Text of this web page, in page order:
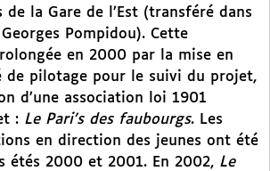
de la Gare de l’Est (transféré dans
Pompidou). Cette
en 2000 par la mise en
de pilotage pour le suivi du projet,
d’une association loi 1901
: Le Pari’s des faubourgs. Les
en direction des jeunes ont été
étés 2000 et 2001. En 2002, Le